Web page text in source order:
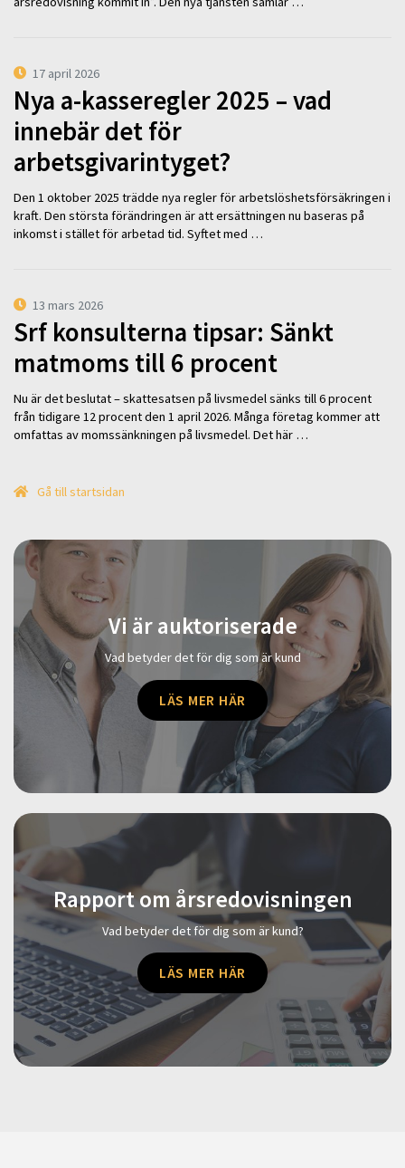
17 april 2026
Nya a-kasseregler 2025 – vad
innebär det för
arbetsgivarintyget?
Den 1 oktober 2025 trädde nya regler för arbetslöshetsförsäkringen i
kraft. Den största förändringen är att ersättningen nu baseras på
inkomst i stället för arbetad tid. Syftet med …
13 mars 2026
Srf konsulterna tipsar: Sänkt
matmoms till 6 procent
Nu är det beslutat – skattesatsen på livsmedel sänks till 6 procent
från tidigare 12 procent den 1 april 2026. Många företag kommer att
omfattas av momssänkningen på livsmedel. Det här …
Gå till startsidan
Vi är auktoriserade
Vad betyder det för dig som är kund
LÄS MER HÄR
Rapport om årsredovisningen
Vad betyder det för dig som är kund?
LÄS MER HÄR